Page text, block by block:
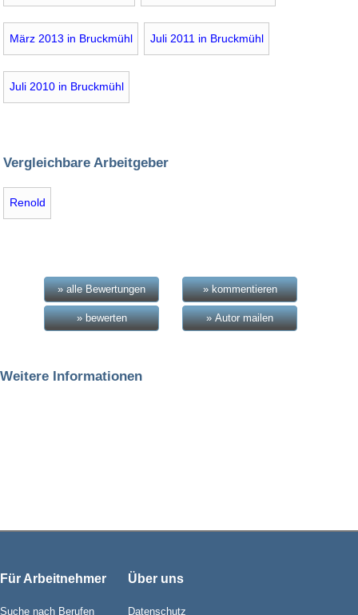
März 2013 in Bruckmühl Juli 2011 in Bruckmühl
Juli 2010 in Bruckmühl
Vergleichbare Arbeitgeber
Renold
» alle Bewertungen » kommentieren
» bewerten » Autor mailen
Weitere Informationen
Für Arbeitnehmer
Suche nach Berufen
Über uns
Datenschutz